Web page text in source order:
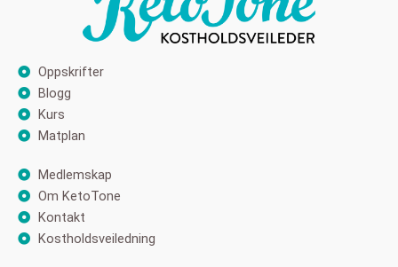
Oppskrifter
Blogg
Kurs
Matplan
Medlemskap
Om KetoTone
Kontakt
Kostholdsveiledning